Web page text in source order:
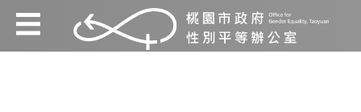
跳到主要內容區塊
:::